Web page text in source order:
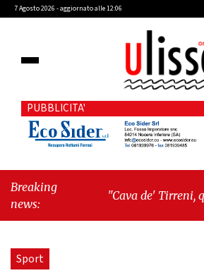
7 Agosto 2026 - aggiornato alle 12:06
PUBBLICITA'
Breaking
news:
"Cava de' Tirreni,
Sport